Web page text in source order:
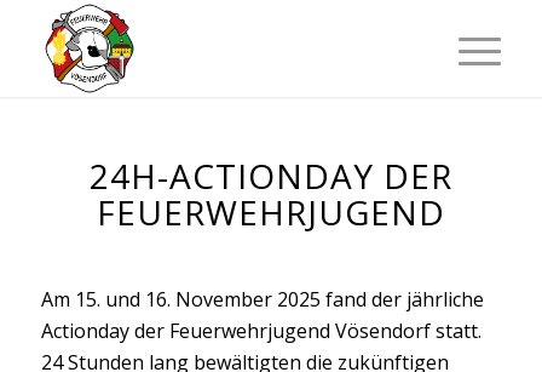
24H-ACTIONDAY DER
FEUERWEHRJUGEND
Am 15. und 16. November 2025 fand der jährliche
Actionday der Feuerwehrjugend Vösendorf statt.
24 Stunden lang bewältigten die zukünftigen